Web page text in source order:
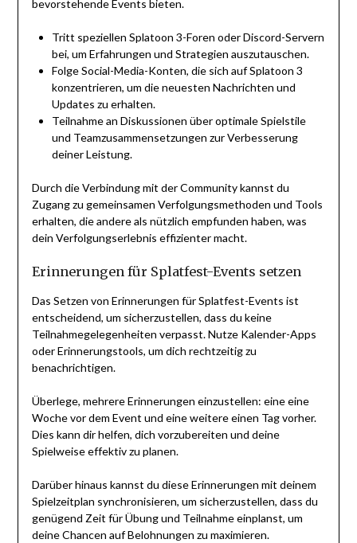
bevorstehende Events bieten.
Tritt speziellen Splatoon 3-Foren oder Discord-Servern
bei, um Erfahrungen und Strategien auszutauschen.
Folge Social-Media-Konten, die sich auf Splatoon 3
konzentrieren, um die neuesten Nachrichten und
Updates zu erhalten.
Teilnahme an Diskussionen über optimale Spielstile
und Teamzusammensetzungen zur Verbesserung
deiner Leistung.
Durch die Verbindung mit der Community kannst du
Zugang zu gemeinsamen Verfolgungsmethoden und Tools
erhalten, die andere als nützlich empfunden haben, was
dein Verfolgungserlebnis effizienter macht.
Erinnerungen für Splatfest-Events setzen
Das Setzen von Erinnerungen für Splatfest-Events ist
entscheidend, um sicherzustellen, dass du keine
Teilnahmegelegenheiten verpasst. Nutze Kalender-Apps
oder Erinnerungstools, um dich rechtzeitig zu
benachrichtigen.
Überlege, mehrere Erinnerungen einzustellen: eine eine
Woche vor dem Event und eine weitere einen Tag vorher.
Dies kann dir helfen, dich vorzubereiten und deine
Spielweise effektiv zu planen.
Darüber hinaus kannst du diese Erinnerungen mit deinem
Spielzeitplan synchronisieren, um sicherzustellen, dass du
genügend Zeit für Übung und Teilnahme einplanst, um
deine Chancen auf Belohnungen zu maximieren.